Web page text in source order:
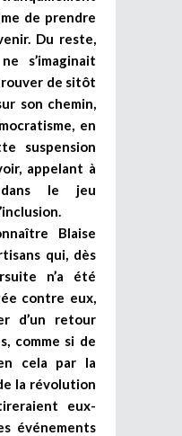
de prendre
Du reste,
s’imaginait
de sitôt
son chemin,
en
suspension
appelant à
le jeu
Blaise
qui, dès
n’a été
contre eux,
d’un retour
comme si de
cela par la
la révolution
eux-
événements